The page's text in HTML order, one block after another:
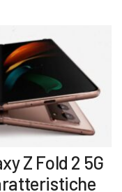
Z Fold 2 5G